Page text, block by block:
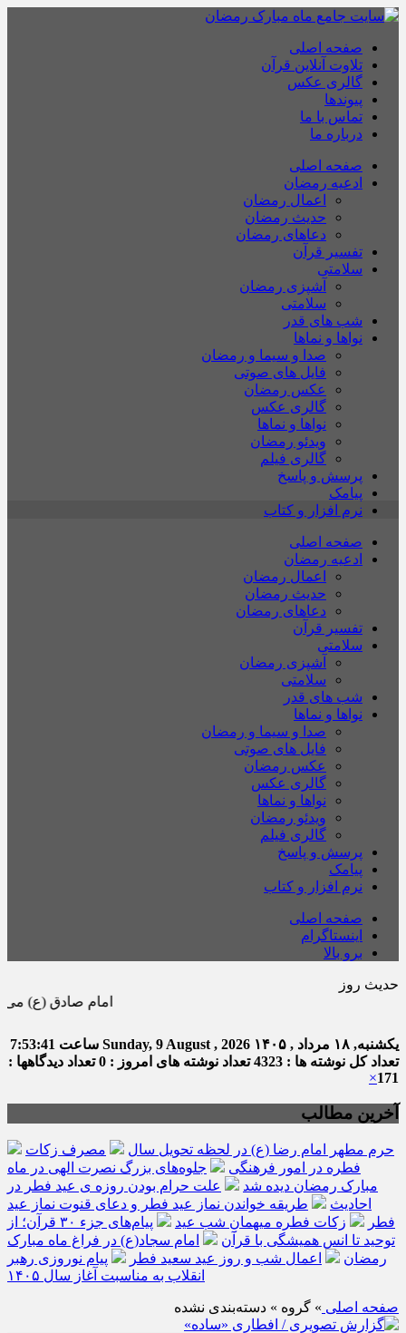
صفحه اصلی
تلاوت آنلاین قرآن
گالری عکس
پیوندها
تماس با ما
درباره ما
صفحه اصلی
ادعیه رمضان
اعمال رمضان
حدیث رمضان
دعاهای رمضان
تفسیر قرآن
سلامتی
آشپزی رمضان
سلامتی
شب های قدر
نواها و نماها
صدا و سیما و رمضان
فایل های صوتی
عکس رمضان
گالری عکس
نواها و نماها
ویدئو رمضان
گالری فیلم
پرسش و پاسخ
پیامک
نرم افزار و کتاب
صفحه اصلی
ادعیه رمضان
اعمال رمضان
حدیث رمضان
دعاهای رمضان
تفسیر قرآن
سلامتی
آشپزی رمضان
سلامتی
شب های قدر
نواها و نماها
صدا و سیما و رمضان
فایل های صوتی
عکس رمضان
گالری عکس
نواها و نماها
ویدئو رمضان
گالری فیلم
پرسش و پاسخ
پیامک
نرم افزار و کتاب
صفحه اصلی
اینستاگرام
برو بالا
حدیث روز
امام صادق (ع) می فرماید :
یکشنبه, ۱۸ مرداد , ۱۴۰۵ Sunday, 9 August , 2026 ساعت 7:53:42
تعداد کل نوشته ها : 4323
تعداد نوشته های امروز : 0
تعداد دیدگاهها :
171
×
آخرین مطالب
حرم مطهر امام رضا (ع) در لحظه تحویل سال
مصرف زکات
فطره در امور فرهنگی
جلوه‌های بزرگ نصرت الهی در ماه
مبارک رمضان دیده شد
علت حرام بودن روزه ی عید فطر در
احادیث
طریقه خواندن نماز عید فطر و دعای قنوت نماز عید
فطر
زکات فطره میهمانِ شب عید
پیام‌های جزء ۳۰ قرآن؛ از
توحید تا انس همیشگی با قرآن
امام سجاد(ع) در فراغ ماه مبارک
رمضان
اعمال شب و روز عید سعید فطر
پیام نوروزی رهبر
انقلاب به مناسبت آغاز سال ۱۴۰۵
صفحه اصلی » گروه » دسته‌بندی نشده